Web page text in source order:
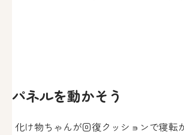
パネルを動かそう
化け物ちゃんが回復クッションで寝転